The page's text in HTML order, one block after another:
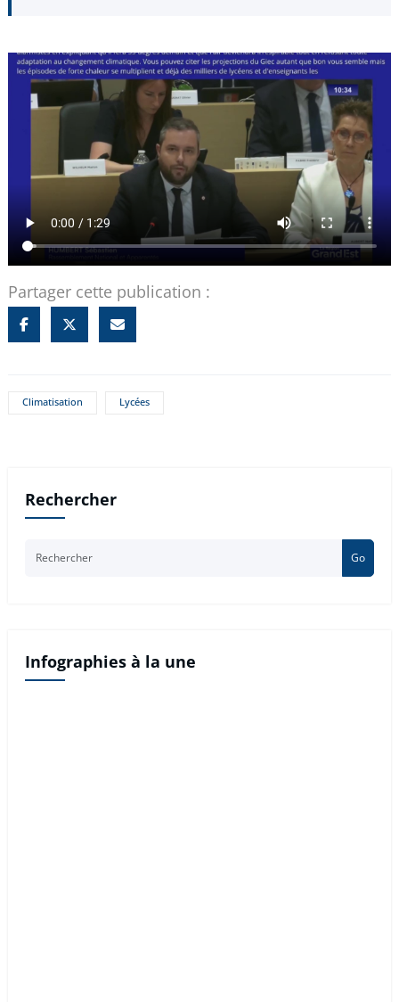
Partager cette publication :
Climatisation Lycées
Rechercher
Go
Infographies à la une